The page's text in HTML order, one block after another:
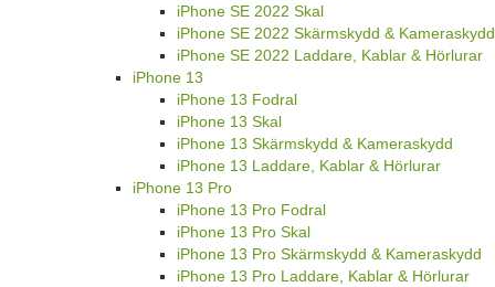
iPhone SE 2022 Skal
iPhone SE 2022 Skärmskydd & Kameraskydd
iPhone SE 2022 Laddare, Kablar & Hörlurar
iPhone 13
iPhone 13 Fodral
iPhone 13 Skal
iPhone 13 Skärmskydd & Kameraskydd
iPhone 13 Laddare, Kablar & Hörlurar
iPhone 13 Pro
iPhone 13 Pro Fodral
iPhone 13 Pro Skal
iPhone 13 Pro Skärmskydd & Kameraskydd
iPhone 13 Pro Laddare, Kablar & Hörlurar